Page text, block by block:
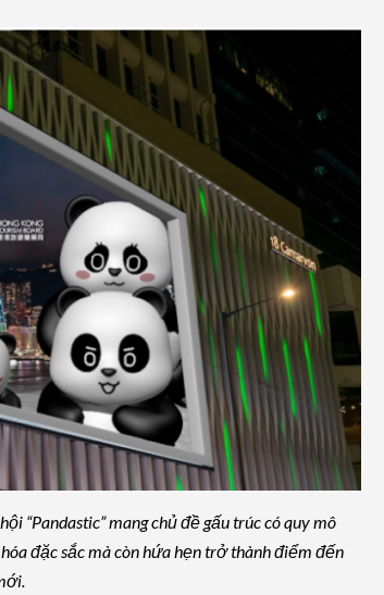
“Pandastic” mang chủ đề gấu trúc có quy mô
đặc sắc mà còn hứa hẹn trở thành điểm đến